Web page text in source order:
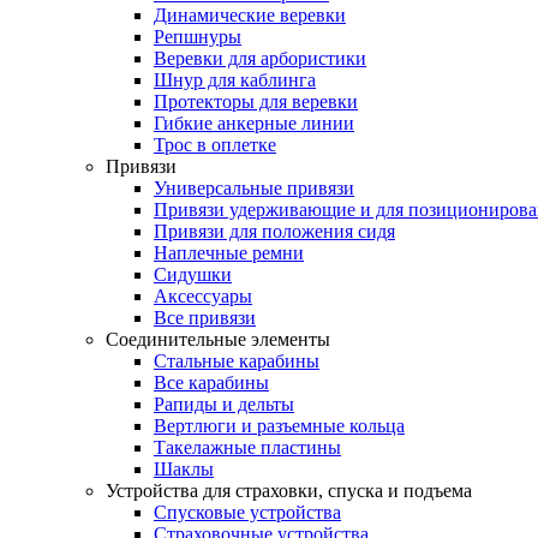
Динамические веревки
Репшнуры
Веревки для арбористики
Шнур для каблинга
Протекторы для веревки
Гибкие анкерные линии
Трос в оплетке
Привязи
Универсальные привязи
Привязи удерживающие и для
Привязи для положения сидя
Наплечные ремни
Сидушки
Аксессуары
Все привязи
Соединительные элементы
Стальные карабины
Все карабины
Рапиды и дельты
Вертлюги и разъемные кольца
Такелажные пластины
Шаклы
Устройства для страховки, спуска и подъема
Спусковые устройства
Страховочные устройства